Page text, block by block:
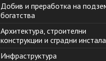
Добив и преработка на
богатства
Архитектура, строителни
конструкции и сградни
Инфраструктура